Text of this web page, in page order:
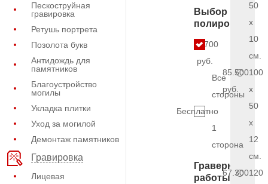
Пескоструйная
гравировка
Ретушь портрета
Позолота букв
Антидождь для
памятников
Благоустройство
могилы
Укладка плитки
Уход за могилой
Демонтаж памятников
Гравировка
Лицевая
Выбор
полировки
5.700
руб.
Все
стороны
Бесплатно
1
сторона
Граверные
работы
50
x
10
см.
85.500
руб.
100
x
50
x
12
см.
67.300120